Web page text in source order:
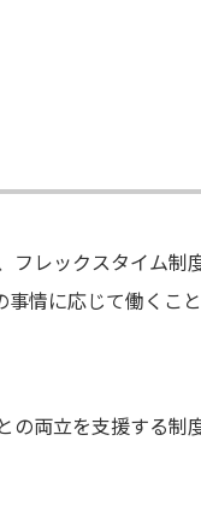
レックスタイム
情に応じて働くこ
両立を支援する制